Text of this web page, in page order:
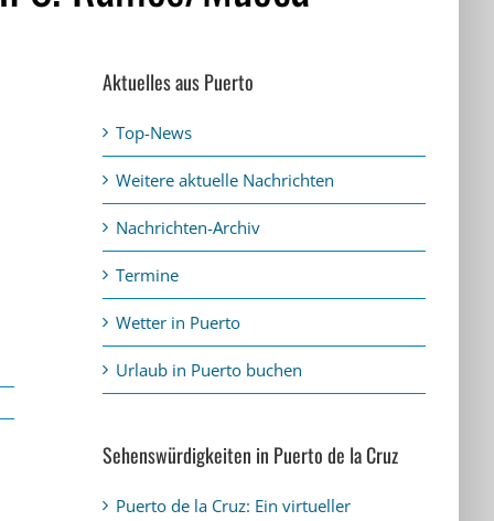
Aktuelles aus Puerto
Top-News
Weitere aktuelle Nachrichten
Nachrichten-Archiv
Termine
Wetter in Puerto
Urlaub in Puerto buchen
Sehenswürdigkeiten in Puerto de la Cruz
Puerto de la Cruz: Ein virtueller